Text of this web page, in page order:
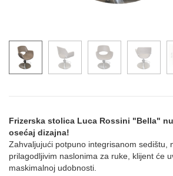
Frizerska stolica Luca Rossini "Bella"
osećaj dizajna!
Zahvaljujući potpuno integrisanom sedištu,
prilagodljivim naslonima za ruke, klijent će
maskimalnoj udobnosti.